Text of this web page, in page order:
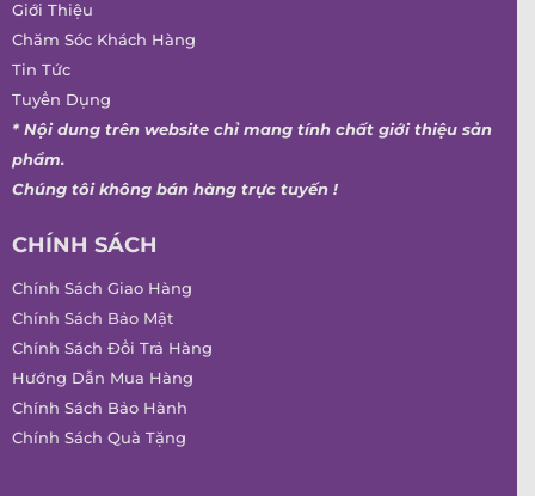
Giới Thiệu
Chăm Sóc Khách Hàng
Tin Tức
Tuyển Dụng
* Nội dung trên website chỉ mang tính chất giới thiệu sản
phẩm.
Chúng tôi không bán hàng trực tuyến !
CHÍNH SÁCH
Chính Sách Giao Hàng
Chính Sách Bảo Mật
Chính Sách Đổi Trả Hàng
Hướng Dẫn Mua Hàng
Chính Sách Bảo Hành
Chính Sách Quà Tặng